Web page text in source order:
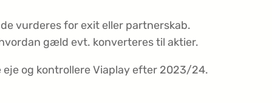
vurderes for exit eller partnerskab.
gæld evt. konverteres til aktier.
og kontrollere Viaplay efter 2023/24.